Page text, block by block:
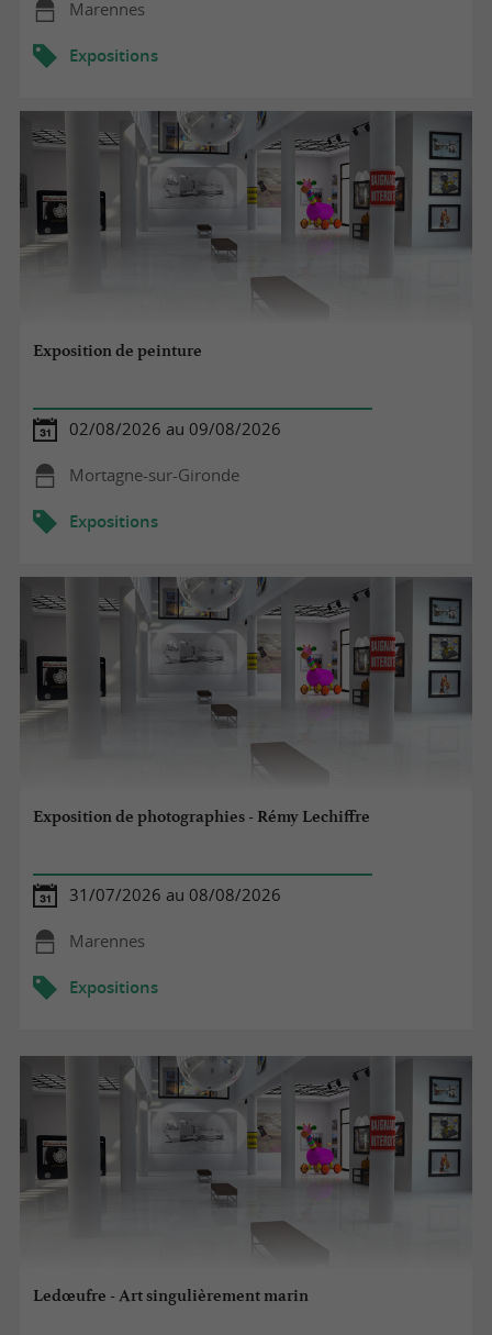
Marennes
Expositions
Exposition de peinture
02/08/2026 au 09/08/2026
Mortagne-sur-Gironde
Expositions
Exposition de photographies - Rémy Lechiffre
31/07/2026 au 08/08/2026
Marennes
Expositions
Ledœufre - Art singulièrement marin